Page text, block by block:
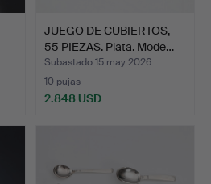
JUEGO DE CUBIERTOS,
55 PIEZAS. Plata. Mode…
Subastado 15 may 2026
10 pujas
2.848 USD